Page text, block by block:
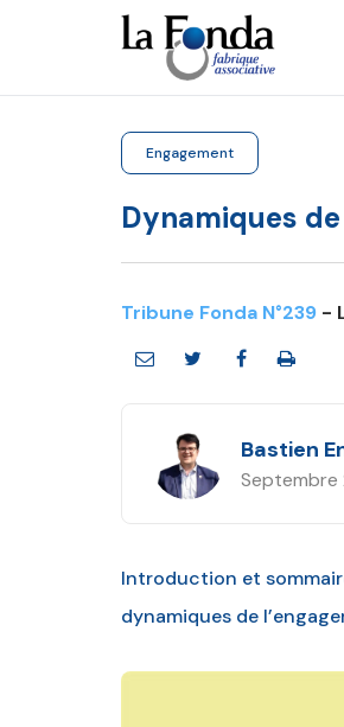
principal
Engagement
Dynamiques
Tribune Fonda N°239 -
Bastien
Septembre
Introduction et
dynamiques de